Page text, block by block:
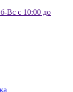
Вс с 10:00 до